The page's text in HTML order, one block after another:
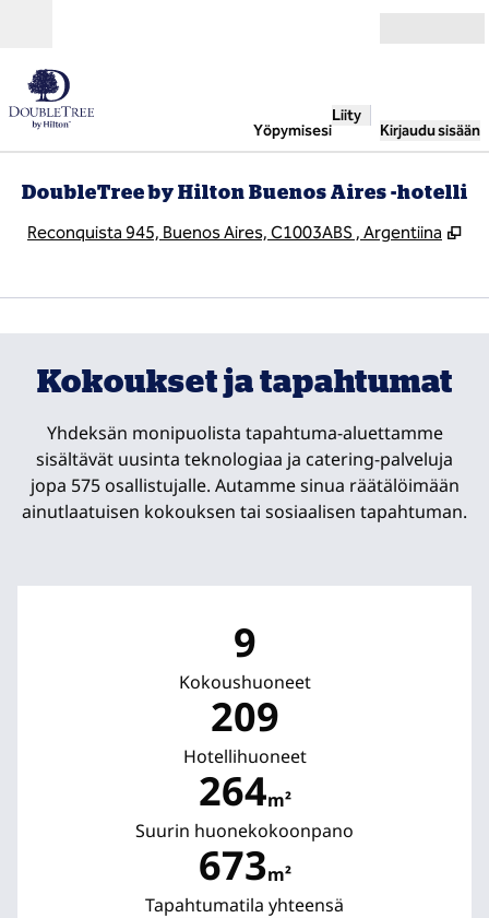
Yöpymisesi
Liity
Kirjaudu sisään
DoubleTree by Hilton Buenos Aires -hotelli
Reconquista 945, Buenos Aires, C1003ABS , Argentiina ,
1/2
Kokoukset ja tapahtumat
Yhdeksän monipuolista tapahtuma-aluettamme
sisältävät uusinta teknologiaa ja catering-palveluja
jopa 575 osallistujalle. Autamme sinua räätälöimään
ainutlaatuisen kokouksen tai sosiaalisen tapahtuman.
9
Kokous­huoneet
209
Hotellihuoneet
264m²
neliömetriä
Suurin huonekokoonpano
673m²
neliömetriä
Tapahtumatila yhteensä